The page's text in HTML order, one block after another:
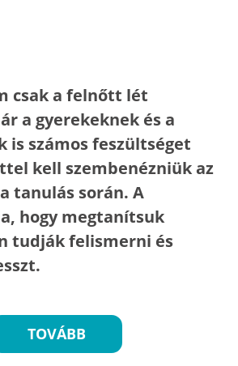
csak a felnőtt lét
a gyerekeknek és a
is számos feszültséget
kell szembenézniük az
tanulás során. A
hogy megtanítsuk
tudják felismerni és
TOVÁBB